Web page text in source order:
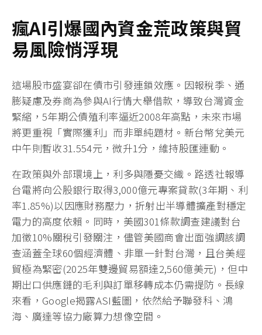
瘋AI引爆國內資金荒政策與貿
易風險悄浮現
這場股市盛宴卻在債市引發連鎖效應。因報稅季、通
膨疑慮及券商為參與AI行情大舉借款，導致台灣資金
緊縮，5年期公債殖利率逼近2008年高點，未來市場
將更重視「實際獲利」而非單純題材。新台幣兌美元
中午則暫收31.554元，微升1分，維持股匯連動。
在政策與外部環境上，利多與隱憂交織。路透社報導
台電將向公股銀行取得3,000億元專案貸款(3年期、利
率1.85%)以因應財務壓力，折射出半導體擴產對穩定
電力的高度依賴。同時，美國301條款調查建議對台
加徵10%關稅引發關注，儘管美國商會出面強調該調
查涵蓋全球60個經濟體、非單一針對台灣，且台美經
貿極為緊密(2025年雙邊貿易額達2,560億美元)，但中
期出口供應鏈的毛利與訂單移轉成本仍需提防。長線
來看，Google揭露ASI藍圖，依然給予聯發科、鴻
海、廣達等協力廠算力想像空間。